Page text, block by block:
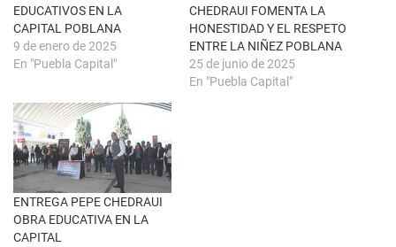
n
a
n
u
v
e
a
b
r
e
n
a
v
e
n
t
a
n
a
n
u
e
EDUCATIVOS EN LA
CAPITAL POBLANA
9 de enero de 2025
En "Puebla Capital"
CHEDRAUI FOMENTA LA
HONESTIDAD Y EL RESPETO
ENTRE LA NIÑEZ POBLANA
25 de junio de 2025
En "Puebla Capital"
ENTREGA PEPE CHEDRAUI
OBRA EDUCATIVA EN LA
CAPITAL